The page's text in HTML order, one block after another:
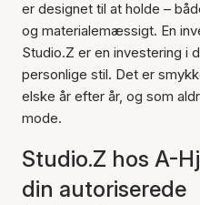
er designet til at holde –
og materialemæssigt. En
Studio.Z er en investering i
personlige stil. Det er
elske år efter år, og som
mode.
Studio.Z hos A-
din autoriserede